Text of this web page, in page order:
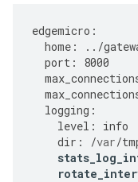
edgemicro :
home : ../
port :
8000
logging :
level :
info
dir : /var/